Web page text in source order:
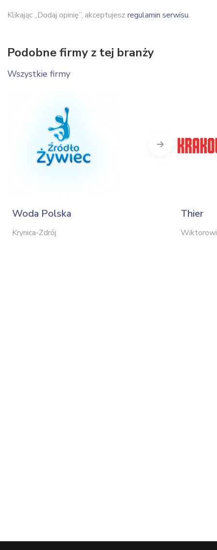
Klikając „Dodaj opinię”, akceptujesz regulamin serwisu.
Podobne firmy z tej branży
Wszystkie firmy
Woda Polska
Krynica-Zdrój
Thier
Next